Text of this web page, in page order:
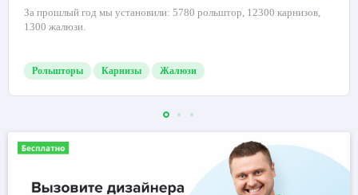
За прошлый год мы установили: 5780 рольштор, 12300 карнизов,
1300 жалюзи.
Рольшторы Карнизы Жалюзи